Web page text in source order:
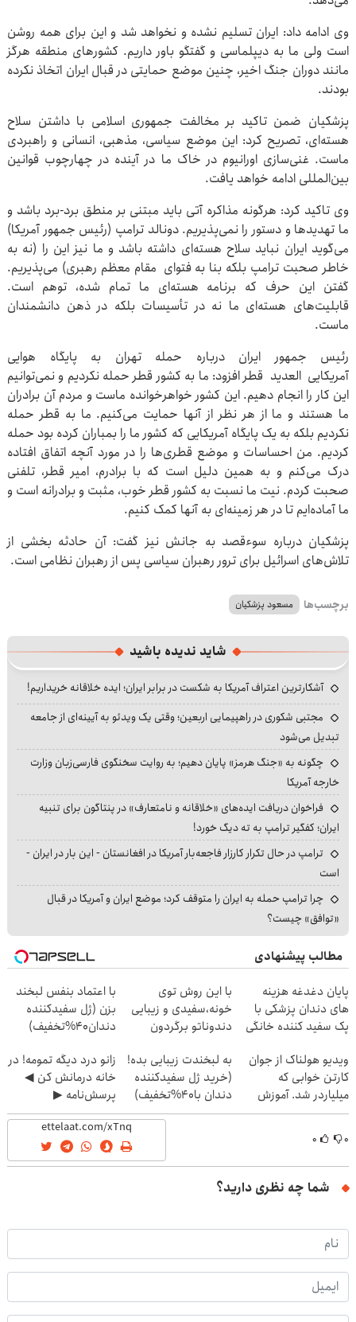
وی ادامه داد: ایران تسلیم نشده و نخواهد شد و این برای همه روشن
است ولی ما به دیپلماسی و گفتگو باور داریم. کشورهای منطقه هرگز
مانند دوران جنگ اخیر، چنین موضع حمایتی در قبال ایران اتخاذ نکرده
بودند.
پزشکیان ضمن تاکید بر مخالفت جمهوری اسلامی با داشتن سلاح
هسته‌ای، تصریح کرد: این موضع سیاسی، مذهبی، انسانی و راهبردی
ماست. غنی‌سازی اورانیوم در خاک ما در آینده در چهارچوب قوانین
بین‌المللی ادامه خواهد یافت.
وی تاکید کرد: هرگونه مذاکره آتی باید مبتنی بر منطق برد-برد باشد و
ما تهدیدها و دستور را نمی‌پذیریم. دونالد ترامپ (رئیس جمهور آمریکا)
می‌گوید ایران نباید سلاح هسته‌ای داشته باشد و ما نیز این را (نه به
خاطر صحبت ترامپ بلکه بنا به فتوای مقام معظم رهبری) می‌پذیریم.
گفتن این حرف که برنامه هسته‌ای ما تمام شده، توهم است.
قابلیت‌های هسته‌ای ما نه در تأسیسات بلکه در ذهن دانشمندان
ماست.
رئیس جمهور ایران درباره حمله تهران به پایگاه هوایی
آمریکایی العدید قطر افزود: ما به کشور قطر حمله نکردیم و نمی‌توانیم
این کار را انجام دهیم. این کشور خواهرخوانده ماست و مردم آن برادران
ما هستند و ما از هر نظر از آنها حمایت می‌کنیم. ما به قطر حمله
نکردیم بلکه به یک پایگاه آمریکایی که کشور ما را بمباران کرده بود حمله
کردیم. من احساسات و موضع قطری‌ها را در مورد آنچه اتفاق افتاده
درک می‌کنم و به همین دلیل است که با برادرم، امیر قطر، تلفنی
صحبت کردم. نیت ما نسبت به کشور قطر خوب، مثبت و برادرانه است و
ما آماده‌ایم تا در هر زمینه‌ای به آنها کمک کنیم.
پزشکیان درباره سوءقصد به جانش نیز گفت: آن حادثه بخشی از
تلاش‌های اسرائیل برای ترور رهبران سیاسی پس از رهبران نظامی است.
برچسب‌ها مسعود پزشکیان
شاید ندیده باشید
آشکارترین اعتراف آمریکا به شکست در برابر ایران؛ ایده خلاقانه خریداریم!
مجتبی شکوری در راهپیمایی اربعین؛ وقتی یک ویدئو به آیینه‌ای از جامعه
تبدیل می‌شود
چگونه به «جنگ هرمز» پایان دهیم؛ به روایت سخنگوی فارسی‌زبان وزارت
خارجه آمریکا
فراخوان دریافت ایده‌های «خلاقانه و نامتعارف» در پنتاگون برای تنبیه
ایران؛ کفگیر ترامپ به ته دیگ خورد!
ترامپ در حال تکرار کارزار فاجعه‌بار آمریکا در افغانستان - این بار در ایران -
است
چرا ترامپ حمله به ایران را متوقف کرد؛ موضع ایران و آمریکا در قبال
«توافق» چیست؟
مطالب پیشنهادی
پایان دغدغه هزینه
های دندان پزشکی با
پک سفید کننده خانگی
با این روش توی
خونه،سفیدی و زیبایی
دندوناتو برگردون
با اعتماد بنفس لبخند
بزن (ژل سفیدکننده
دندان40%تخفیف)
ویدیو هولناک از جوان
کارتن خوابی که
میلیاردر شد. آموزش
رایگان
به لبخندت زیبایی بده!
(خرید ژل سفیدکننده
دندان با40%تخفیف)
زانو درد دیگه تمومه! در
خانه درمانش کن ◀
پرسش‌نامه ▶
۰ ۰
شما چه نظری دارید؟